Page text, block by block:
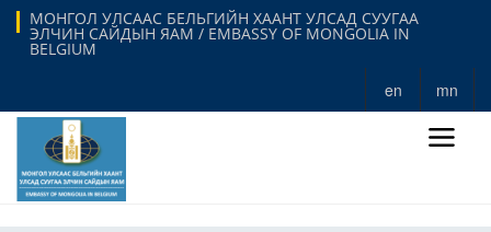
МОНГОЛ УЛСААС БЕЛЬГИЙН ХААНТ УЛСАД СУУГАА
ЭЛЧИН САЙДЫН ЯАМ / EMBASSY OF MONGOLIA IN
BELGIUM
en mn